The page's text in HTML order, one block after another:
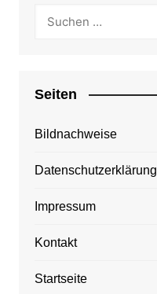
Seiten
Bildnachweise
Datenschutzerklärung
Impressum
Kontakt
Startseite